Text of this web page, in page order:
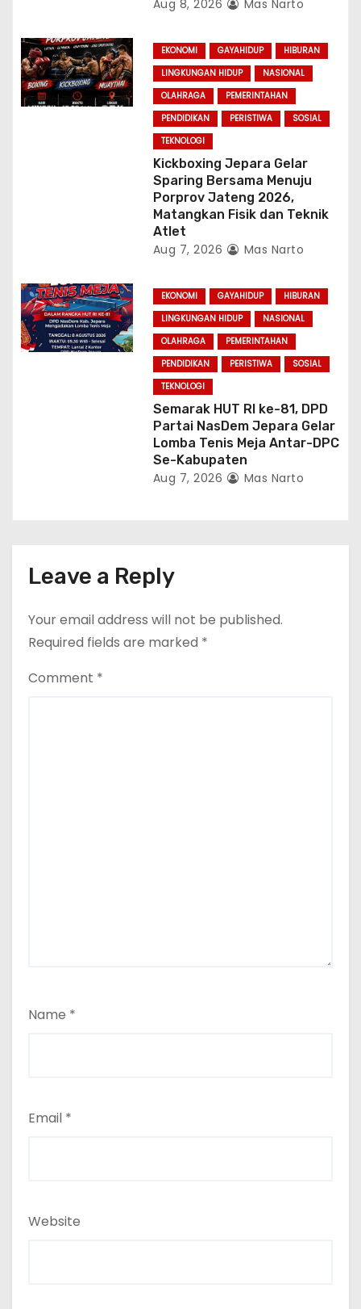
Aug 8, 2026 Mas Narto
EKONOMI GAYAHIDUP
HIBURAN
LINGKUNGAN HIDUP
NASIONAL
OLAHRAGA
PEMERINTAHAN
PENDIDIKAN
PERISTIWA
SOSIAL
TEKNOLOGI
Kickboxing Jepara Gelar
Sparing Bersama Menuju
Porprov Jateng 2026,
Matangkan Fisik dan Teknik
Atlet
Aug 7, 2026 Mas Narto
EKONOMI GAYAHIDUP
HIBURAN
LINGKUNGAN HIDUP
NASIONAL
OLAHRAGA
PEMERINTAHAN
PENDIDIKAN
PERISTIWA
SOSIAL
TEKNOLOGI
Semarak HUT RI ke-81, DPD
Partai NasDem Jepara Gelar
Lomba Tenis Meja Antar-DPC
Se-Kabupaten
Aug 7, 2026 Mas Narto
Leave a Reply
Your email address will not be published.
Required fields are marked *
Comment *
Name *
Email *
Website